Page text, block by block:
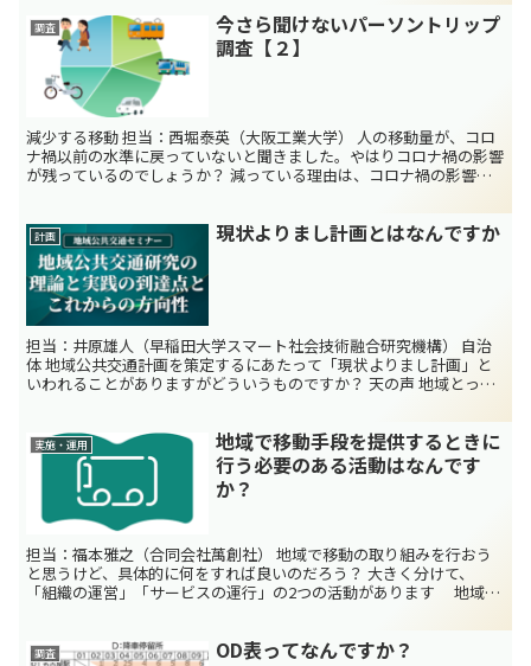
調査
今さら聞けないパーソントリップ
調査【２】
減少する移動 担当：西堀泰英（大阪工業大学） 人の移動量が、コロ
ナ禍以前の水準に戻っていないと聞きました。やはりコロナ禍の影響
が残っているのでしょうか？ 減っている理由は、コロナ禍の影響だ
計画 現状よりまし計画とはなんですか
担当：井原雄人（早稲田大学スマート社会技術融合研究機構） 自治
体 地域公共交通計画を策定するにあたって「現状よりまし計画」と
いわれることがありますがどういうものですか？ 天の声 地域とって
実施・運用
地域で移動手段を提供するときに
行う必要のある活動はなんです
か？
担当：福本雅之（合同会社萬創社） 地域で移動の取り組みを行おう
と思うけど、具体的に何をすれば良いのだろう？ 大きく分けて、
「組織の運営」「サービスの運行」の2つの活動があります 地域で
調査 OD表ってなんですか？